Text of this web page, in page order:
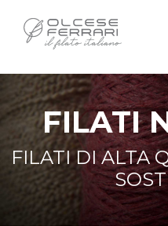
contenuto
FILATI
FILATI DI ALTA